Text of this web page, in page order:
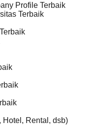
Profile Terbaik
Terbaik
Hotel, Rental, dsb)